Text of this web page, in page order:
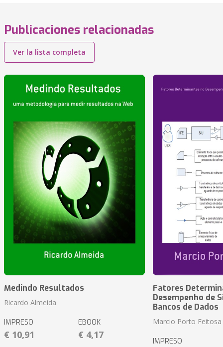
Publicaciones relacionadas
Ver la lista completa
Medindo Resultados
Ricardo Almeida
IMPRESO
€ 10,91
EBOOK
€ 4,17
Fatores
Desempenho de
Bancos de Dados
Marcio Porto Feitosa
IMPRESO